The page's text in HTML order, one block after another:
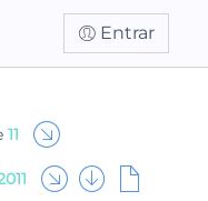
Entrar
11